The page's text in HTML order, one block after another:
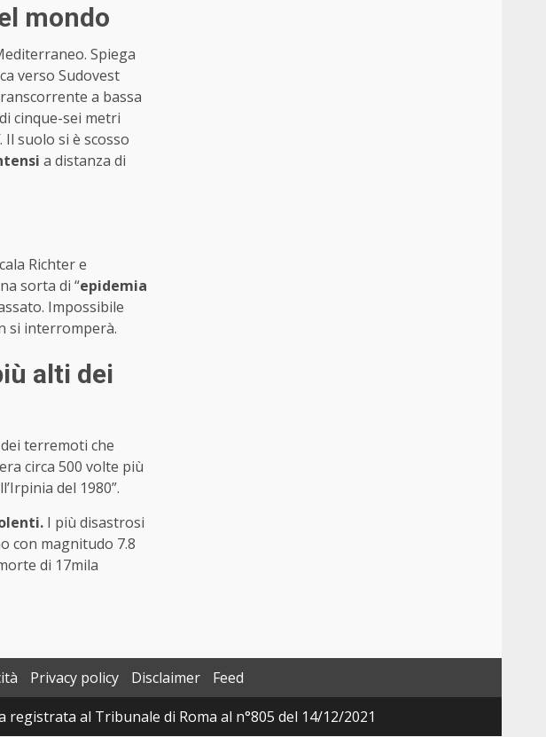
mondo
Spiega
verso Sudovest
a bassa
cinque-sei metri
suolo si è scosso
a distanza di
Richter e
sorta di “epidemia
Impossibile
si interromperà.
alti dei
dei terremoti che
circa 500 volte più
del 1980”.
I più disastrosi
con magnitudo 7.8
di 17mila
Privacy policy Disclaimer
Feed
al Tribunale di Roma al n°805 del 14/12/2021